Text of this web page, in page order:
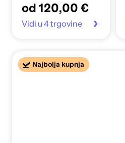
od 120,00 €
Vidi u 4 trgovine
Najbolja kupnja